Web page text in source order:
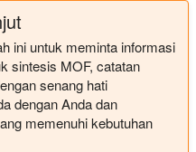
ini untuk meminta informasi
sintesis MOF, catatan
senang hati
dengan Anda dan
memenuhi kebutuhan